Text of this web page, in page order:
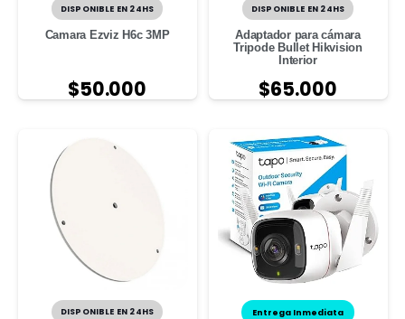
DISPONIBLE EN 24HS
Camara Ezviz H6c 3MP
$50.000
DISPONIBLE EN 24HS
Adaptador para cámara
Tripode Bullet Hikvision
Interior
$65.000
DISPONIBLE EN 24HS Entrega Inmediata